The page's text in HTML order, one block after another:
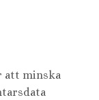
att minska